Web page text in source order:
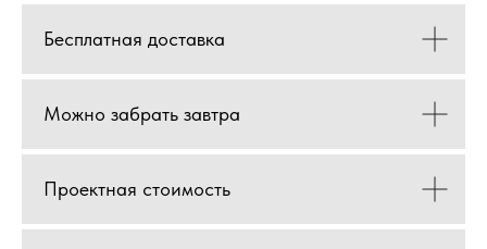
Бесплатная доставка
Можно забрать завтра
Проектная стоимость